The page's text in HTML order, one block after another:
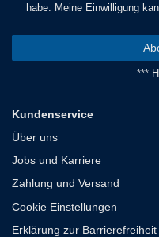
habe. Meine Einwilligung
***
Kundenservice
Über uns
Jobs und Karriere
Zahlung und Versand
Cookie Einstellungen
Erklärung zur Barrierefreiheit